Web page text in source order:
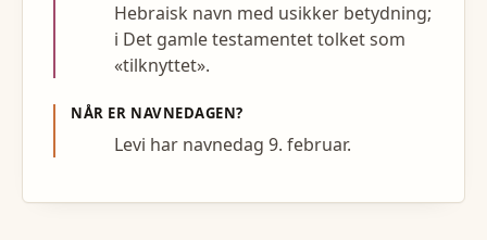
Hebraisk navn med usikker betydning;
i Det gamle testamentet tolket som
«tilknyttet».
NÅR ER NAVNEDAGEN?
Levi har navnedag 9. februar.